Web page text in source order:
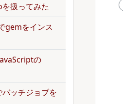
扱ってみた
gemをインス
の
ッチジョブを